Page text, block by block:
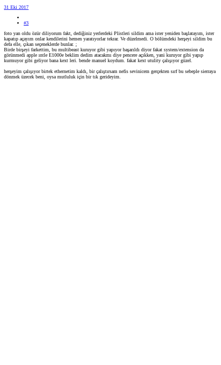
31 Eki 2017
#3
foto yan oldu özür diliyorum fakt, dediğiniz yerlerdeki Plistleri sildim ama ister yeniden başlatayım, ister
kapatıp açayım onlar kendilerini hemen yaratıyorlar tekrar. Ve düzelmedi. O bölümdeki herşeyi sildim bu
defa elle, çıkan seçeneklerde bunlar. ;
Birde birşeyi farkettim, bu multibeast kuruyor gibi yapıyor başarıldı diyor fakat system/extension da
görünmedi apple ıntle E1000e beklim dedim atacakmı diye pencere açıkken, yani kuruyor gibi yapıp
kurmuyor gibi geliyor bana kext leri. bende manuel koydum. fakat kext utulity çalışıyor güzel.
herşeyim çalışıyor birtek ethernetim kaldı, bir çalıştırsam nefis sevinicem gerçekten sırf bu sebeple sierraya
dönmek üzecek beni, oysa mutluluk için bir tık gerideyim.